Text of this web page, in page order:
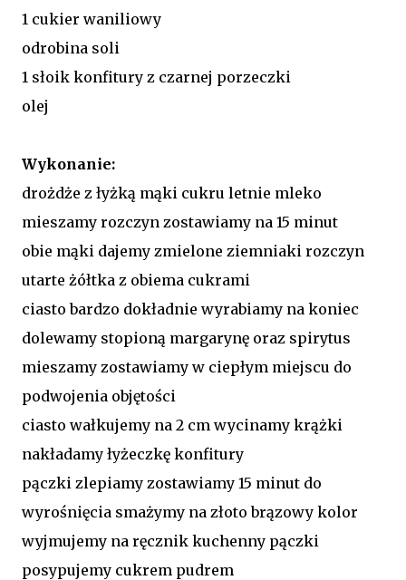
1 cukier waniliowy
odrobina soli
1 słoik konfitury z czarnej porzeczki
olej
Wykonanie:
drożdże z łyżką mąki cukru letnie mleko
mieszamy rozczyn zostawiamy na 15 minut
obie mąki dajemy zmielone ziemniaki rozczyn
utarte żółtka z obiema cukrami
ciasto bardzo dokładnie wyrabiamy na koniec
dolewamy stopioną margarynę oraz spirytus
mieszamy zostawiamy w ciepłym miejscu do
podwojenia objętości
ciasto wałkujemy na 2 cm wycinamy krążki
nakładamy łyżeczkę konfitury
pączki zlepiamy zostawiamy 15 minut do
wyrośnięcia smażymy na złoto brązowy kolor
wyjmujemy na ręcznik kuchenny pączki
posypujemy cukrem pudrem